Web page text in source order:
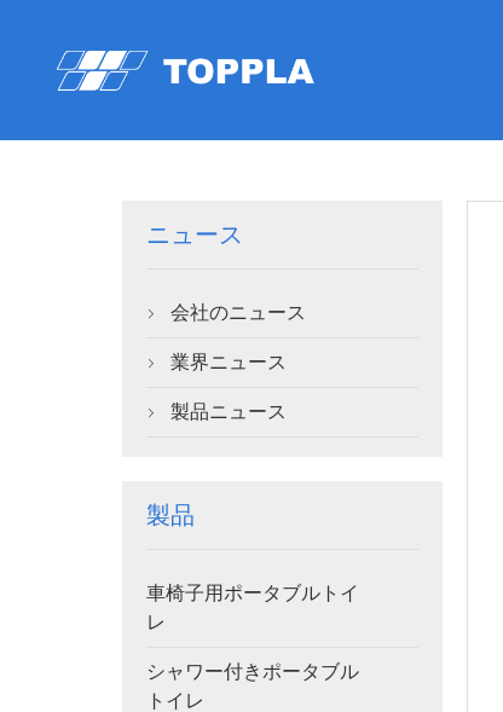
ニュース
 会社のニュース
 業界ニュース
 製品ニュース
製品
車椅子用ポータブルトイ
レ
シャワー付きポータブル
トイレ